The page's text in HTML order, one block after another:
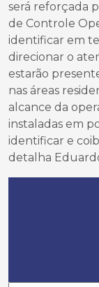
será reforçada
de Controle
identificar em
direcionar o
estarão
nas áreas
alcance da
instaladas em
identificar e
detalha